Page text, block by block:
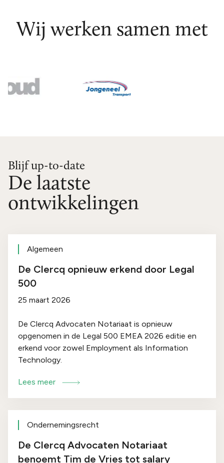
Wij werken samen met
Blijf up-to-date
De laatste
ontwikkelingen
Algemeen
De Clercq opnieuw erkend door Legal
500
25 maart 2026
De Clercq Advocaten Notariaat is opnieuw
opgenomen in de Legal 500 EMEA 2026 editie en
erkend voor zowel Employment als Information
Technology.
Lees meer
Ondernemingsrecht
De Clercq Advocaten Notariaat
benoemt Tim de Vries tot salary